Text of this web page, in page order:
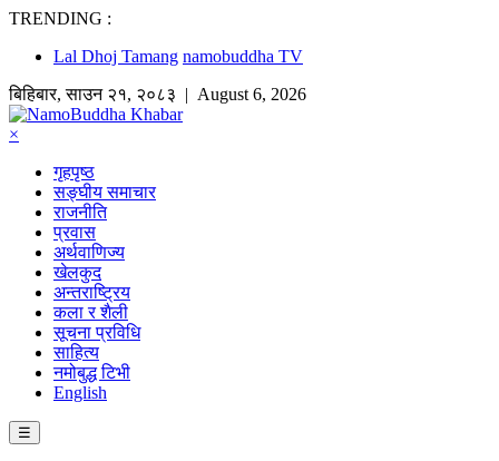
TRENDING :
Lal Dhoj Tamang namobuddha TV
बिहिबार,साउन २१, २०८३ | August 6, 2026
×
गृहपृष्ठ
सङ्घीय समाचार
राजनीति
प्रवास
अर्थवाणिज्य
खेलकुद
अन्तराष्ट्रिय
कला र शैली
सूचना प्रविधि
साहित्य
नमोबुद्ध टिभी
English
☰